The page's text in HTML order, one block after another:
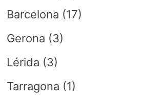
Barcelona (17)
Gerona (3)
Lérida (3)
Tarragona (1)